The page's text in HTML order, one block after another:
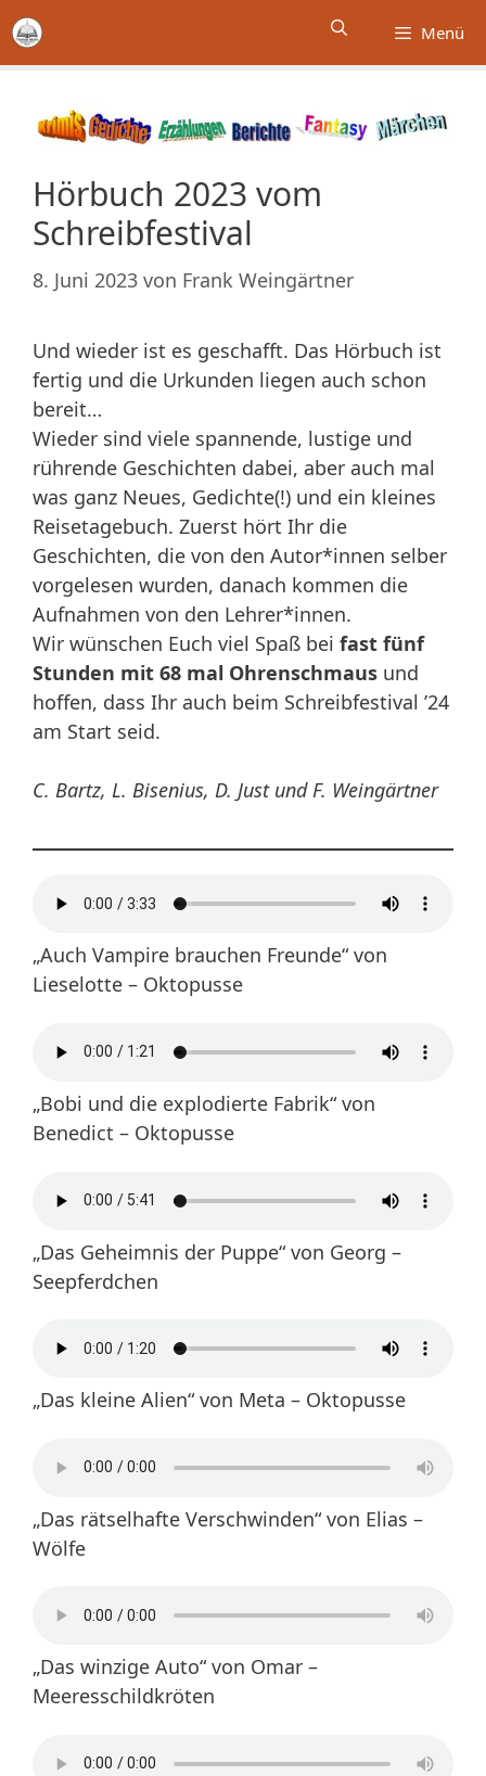
Zum
Inhalt
springen
Menü
Hörbuch 2023 vom
Schreibfestival
8. Juni 2023 von Frank Weingärtner
Und wieder ist es geschafft. Das Hörbuch ist
fertig und die Urkunden liegen auch schon
bereit…
Wieder sind viele spannende, lustige und
rührende Geschichten dabei, aber auch mal
was ganz Neues, Gedichte(!) und ein kleines
Reisetagebuch. Zuerst hört Ihr die
Geschichten, die von den Autor*innen selber
vorgelesen wurden, danach kommen die
Aufnahmen von den Lehrer*innen.
Wir wünschen Euch viel Spaß bei fast fünf
Stunden mit 68 mal Ohrenschmaus und
hoffen, dass Ihr auch beim Schreibfestival ’24
am Start seid.
C. Bartz, L. Bisenius, D. Just und F. Weingärtner
„Auch Vampire brauchen Freunde“ von
Lieselotte – Oktopusse
„Bobi und die explodierte Fabrik“ von
Benedict – Oktopusse
„Das Geheimnis der Puppe“ von Georg –
Seepferdchen
„Das kleine Alien“ von Meta – Oktopusse
„Das rätselhafte Verschwinden“ von Elias –
Wölfe
„Das winzige Auto“ von Omar –
Meeresschildkröten